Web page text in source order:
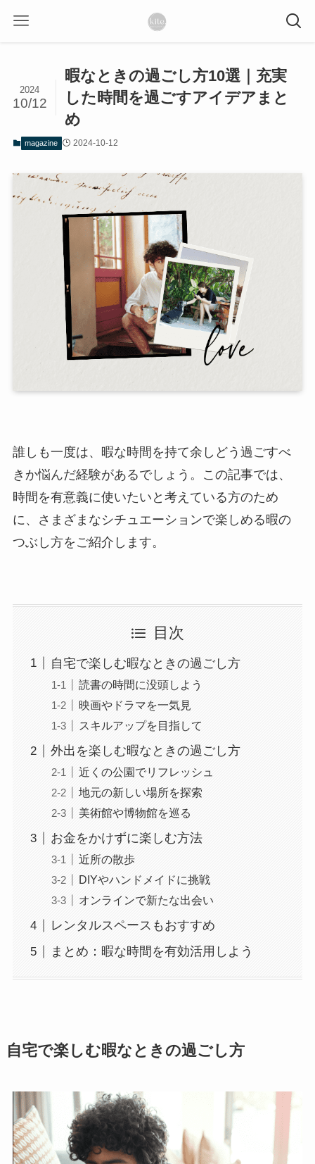
暇なときの過ごし方10選｜充実
した時間を過ごすアイデアまと
め
2024
10/12
magazine 2024-10-12
誰しも一度は、暇な時間を持て余しどう過ごすべ
きか悩んだ経験があるでしょう。この記事では、
時間を有意義に使いたいと考えている方のため
に、さまざまなシチュエーションで楽しめる暇の
つぶし方をご紹介します。
目次
自宅で楽しむ暇なときの過ごし方
読書の時間に没頭しよう
映画やドラマを一気見
スキルアップを目指して
外出を楽しむ暇なときの過ごし方
近くの公園でリフレッシュ
地元の新しい場所を探索
美術館や博物館を巡る
お金をかけずに楽しむ方法
近所の散歩
DIYやハンドメイドに挑戦
オンラインで新たな出会い
レンタルスペースもおすすめ
まとめ：暇な時間を有効活用しよう
自宅で楽しむ暇なときの過ごし方